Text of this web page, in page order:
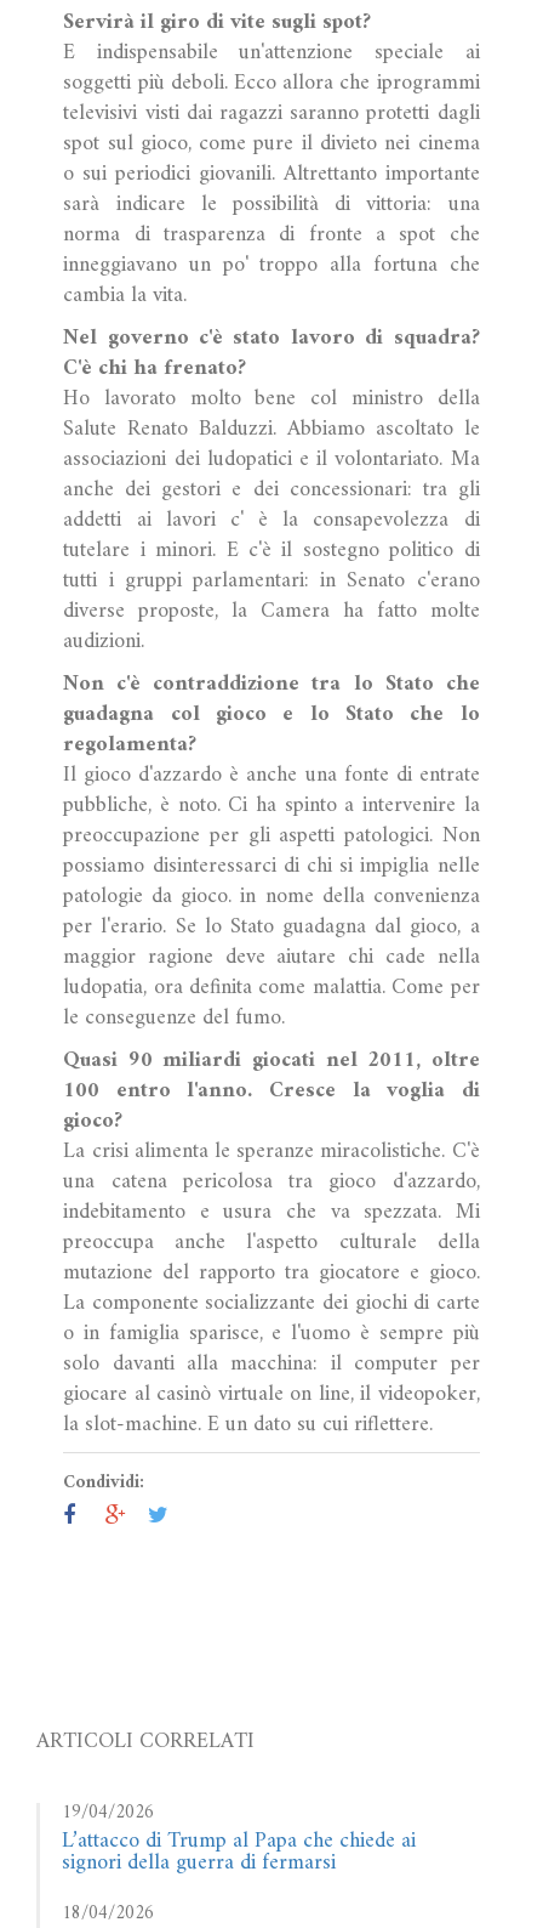
Servirà il giro di vite sugli spot?
E indispensabile un'attenzione speciale ai
soggetti più deboli. Ecco allora che iprogrammi
televisivi visti dai ragazzi saranno protetti dagli
spot sul gioco, come pure il divieto nei cinema
o sui periodici giovanili. Altrettanto importante
sarà indicare le possibilità di vittoria: una
norma di trasparenza di fronte a spot che
inneggiavano un po' troppo alla fortuna che
cambia la vita.
Nel governo c'è stato lavoro di squadra?
C'è chi ha frenato?
Ho lavorato molto bene col ministro della
Salute Renato Balduzzi. Abbiamo ascoltato le
associazioni dei ludopatici e il volontariato. Ma
anche dei gestori e dei concessionari: tra gli
addetti ai lavori c' è la consapevolezza di
tutelare i minori. E c'è il sostegno politico di
tutti i gruppi parlamentari: in Senato c'erano
diverse proposte, la Camera ha fatto molte
audizioni.
Non c'è contraddizione tra lo Stato che
guadagna col gioco e lo Stato che lo
regolamenta?
Il gioco d'azzardo è anche una fonte di entrate
pubbliche, è noto. Ci ha spinto a intervenire la
preoccupazione per gli aspetti patologici. Non
possiamo disinteressarci di chi si impiglia nelle
patologie da gioco. in nome della convenienza
per l'erario. Se lo Stato guadagna dal gioco, a
maggior ragione deve aiutare chi cade nella
ludopatia, ora definita come malattia. Come per
le conseguenze del fumo.
Quasi 90 miliardi giocati nel 2011, oltre
100 entro l'anno. Cresce la voglia di
gioco?
La crisi alimenta le speranze miracolistiche. C'è
una catena pericolosa tra gioco d'azzardo,
indebitamento e usura che va spezzata. Mi
preoccupa anche l'aspetto culturale della
mutazione del rapporto tra giocatore e gioco.
La componente socializzante dei giochi di carte
o in famiglia sparisce, e l'uomo è sempre più
solo davanti alla macchina: il computer per
giocare al casinò virtuale on line, il videopoker,
la slot-machine. E un dato su cui riflettere.
Condividi:
ARTICOLI CORRELATI
19/04/2026
L’attacco di Trump al Papa che chiede ai
signori della guerra di fermarsi
18/04/2026